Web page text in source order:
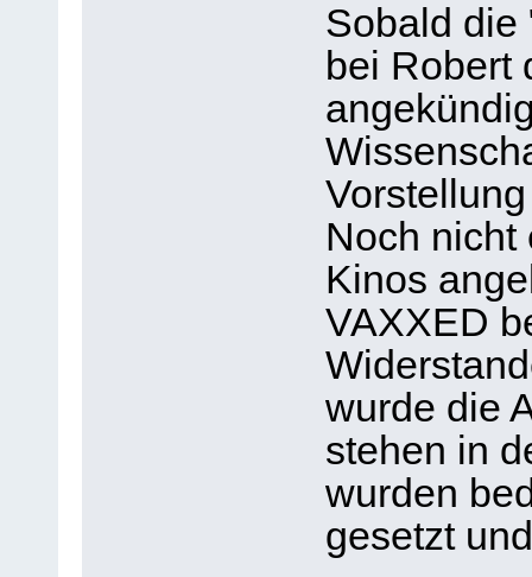
Sobald die
bei Robert
Noch nicht
Kinos
VAXXED
wurde die
stehen in
wurden
gesetzt